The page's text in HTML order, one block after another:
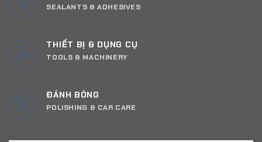
SEALANTS & ADHESIVES
THIẾT BỊ & DỤNG CỤ
TOOLS & MACHINERY
ĐÁNH BÓNG
POLISHING & CAR CARE